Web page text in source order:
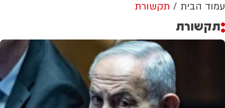
עמוד הבית תקשורת
תקשורת